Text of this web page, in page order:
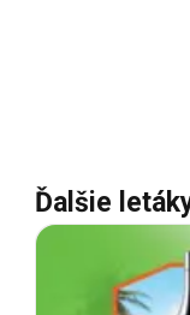
Ďalšie